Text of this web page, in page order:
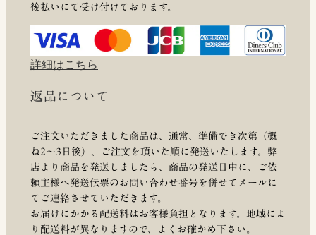
後払いにて受け付けております。
詳細はこちら
返品について
ご注文いただきました商品は、通常、準備でき次第（概
ね2～3日後）、ご注文を頂いた順に発送いたします。弊
店より商品を発送しましたら、商品の発送日中に、ご依
頼主様へ発送伝票のお問い合わせ番号を併せてメールに
てご連絡させていただきます。
お届けにかかる配送料はお客様負担となります。地域によ
り配送料が異なりますので、よくお確かめ下さい。